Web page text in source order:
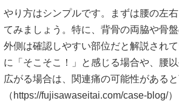
やり方はシンプルです。まずは腰の左
てみましょう。特に、背骨の両脇や骨
外側は確認しやすい部位だと解説され
に「そこそこ！」と感じる場合や、腰
広がる場合は、関連痛の可能性があると
（ https://fujisawaseitai.com/case-blog/）